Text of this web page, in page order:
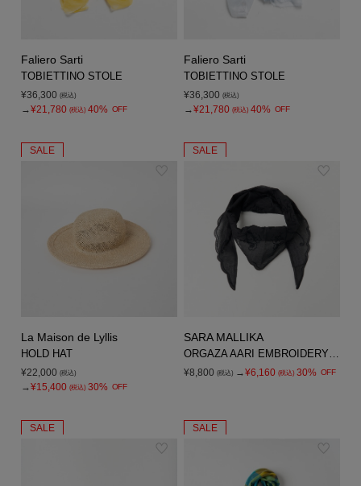
Faliero Sarti
TOBIETTINO STOLE
¥36,300 (税込)
→¥21,780 (税込) 40% OFF
Faliero Sarti
TOBIETTINO STOLE
¥36,300 (税込)
→¥21,780 (税込) 40% OFF
SALE
La Maison de Lyllis
HOLD HAT
¥22,000 (税込)
→¥15,400 (税込) 30% OFF
SALE
SARA MALLIKA
¥8,800 (税込) →¥6,160 (税込) 30% OFF
SALE SALE